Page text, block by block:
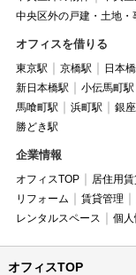
中央区外の戸建・土地・
オフィスを借りる
東京駅 京橋駅 日本
新日本橋駅
小伝馬町駅
馬喰町駅
浜町駅 銀
勝どき駅
企業情報
オフィスTOP 居住用
リフォーム
賃貸管理
レンタルスペース
個
オフィスTOP